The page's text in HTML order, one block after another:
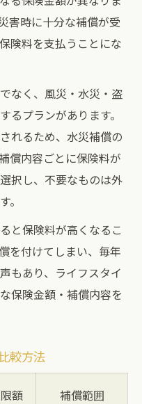
害時に十分な補償が受
険料を支払うことにな
なく、風災・水災・盗
るプランがあります。
れるため、水災補償の
償内容ごとに保険料が
択し、不要なものは外
。
と保険料が高くなるこ
を付けてしまい、毎年
もあり、ライフスタイ
保険金額・補償内容を
較方法
額 補償範囲